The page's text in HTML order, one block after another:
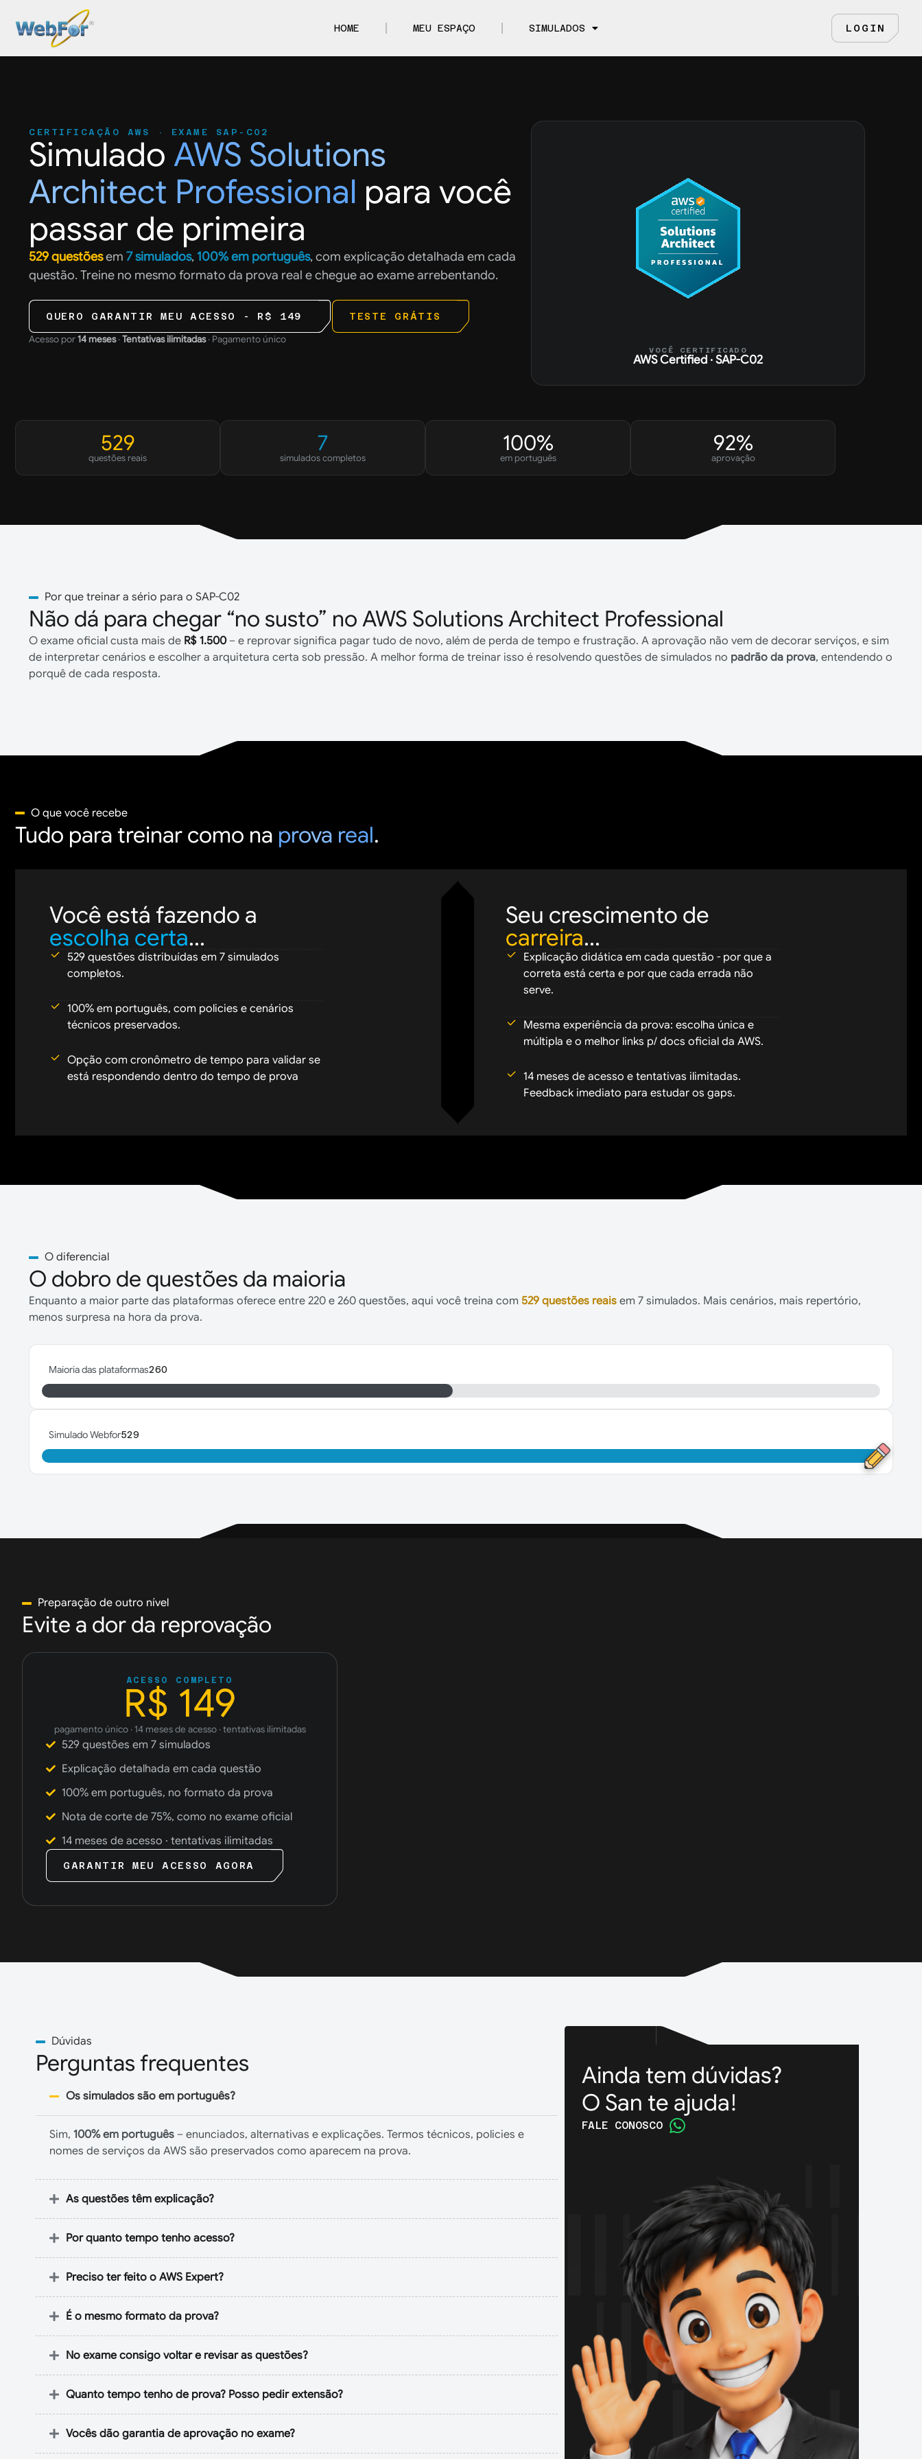
HOME MEU ESPAÇO SIMULADOS LOGIN
CERTIFICAÇÃO AWS · EXAME SAP-C02
Simulado AWS Solutions
Architect Professional para você
passar de primeira
529 questõesem 7 simulados,100% em português, com explicação detalhada em cada
questão. Treine no mesmo formato da prova real e chegue ao exame arrebentando.
QUERO GARANTIR MEU ACESSO - R$ 149 TESTE GRÁTIS
Acesso por14 meses·Tentativas ilimitadas· Pagamento único
VOCÊ CERTIFICADO
AWS Certified · SAP-C02
529
questões reais
7
simulados completos
100%
em português
92%
aprovação
Por que treinar a sério para o SAP-C02
Não dá para chegar “no susto” no AWS Solutions Architect Professional
O exame oficial custa mais de R$ 1.500– e reprovar significa pagar tudo de novo, além de perda de tempo e frustração. A aprovação não vem de decorar serviços, e sim
de interpretar cenários e escolher a arquitetura certa sob pressão. A melhor forma de treinar isso é resolvendo questões de simulados no padrão da prova, entendendo o
porquê de cada resposta.
O que você recebe
Tudo para treinar como na prova real.
Você está fazendo a
escolha certa...
529 questões distribuídas em 7 simulados
completos.
100% em português, com policies e cenários
técnicos preservados.
Opção com cronômetro de tempo para validar se
está respondendo dentro do tempo de prova
Seu crescimento de
carreira...
Explicação didática em cada questão - por que a
correta está certa e por que cada errada não
serve.
Mesma experiência da prova: escolha única e
múltipla e o melhor links p/ docs oficial da AWS.
14 meses de acesso e tentativas ilimitadas.
Feedback imediato para estudar os gaps.
O diferencial
O dobro de questões da maioria
Enquanto a maior parte das plataformas oferece entre 220 e 260 questões, aqui você treina com 529 questões reais em 7 simulados. Mais cenários, mais repertório,
menos surpresa na hora da prova.
Maioria das plataformas260
Simulado Webfor529
Preparação de outro nível
Evite a dor da reprovação
ACESSO COMPLETO
R$ 149
pagamento único · 14 meses de acesso · tentativas ilimitadas
529 questões em 7 simulados
Explicação detalhada em cada questão
100% em português, no formato da prova
Nota de corte de 75%, como no exame oficial
14 meses de acesso · tentativas ilimitadas
GARANTIR MEU ACESSO AGORA
Dúvidas
Perguntas frequentes
Os simulados são em português?
Sim, 100% em português – enunciados, alternativas e explicações. Termos técnicos, policies e
nomes de serviços da AWS são preservados como aparecem na prova.
As questões têm explicação?
Por quanto tempo tenho acesso?
Preciso ter feito o AWS Expert?
É o mesmo formato da prova?
No exame consigo voltar e revisar as questões?
Quanto tempo tenho de prova? Posso pedir extensão?
Vocês dão garantia de aprovação no exame?
Ainda tem dúvidas?
O San te ajuda!
FALE CONOSCO